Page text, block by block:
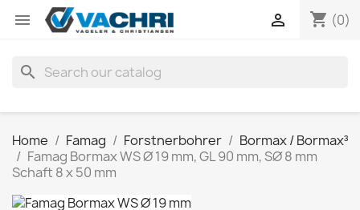
 shopping_cart (0)

search
Home Famag Forstnerbohrer
Bormax / Bormax³
Famag Bormax WS Ø 19 mm, GL 90 mm, SØ 8 mm
Schaft 8 x 50 mm